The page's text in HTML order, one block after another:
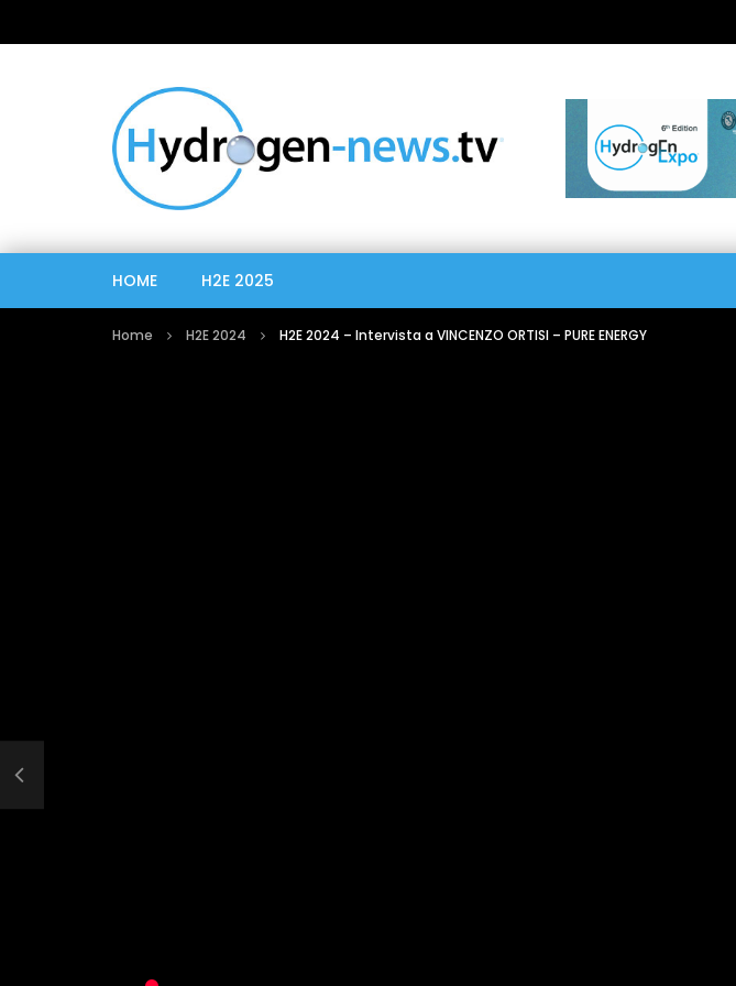
HOME H2E 2025
Home H2E 2024 H2E 2024 – Intervista a VINCENZO ORTISI – PURE ENERGY